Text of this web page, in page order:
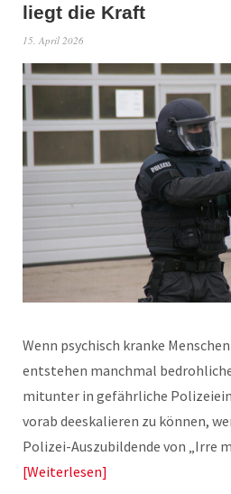
liegt die Kraft
15. April 2026
Wenn psychisch kranke
entstehen manchmal
mitunter in gefährliche
vorab deeskalieren zu können,
Polizei-Auszubildende von „Irre
Weiterlesen